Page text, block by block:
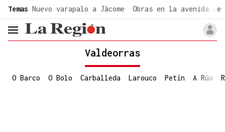
Temas Nuevo varapalo a Jácome Obras en la avenida de
header.menu.open
Valdeorras
O Barco O Bolo Carballeda Larouco Petín A Rúa